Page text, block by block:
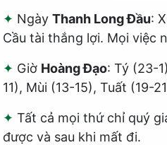
Ngày Thanh Long Đầu:
Cầu tài thắng lợi. Mọi việc
Giờ Hoàng Đạo: Tý (23-
11), Mùi (13-15), Tuất (19-
Tất cả mọi thứ chỉ quý
được và sau khi mất đi.